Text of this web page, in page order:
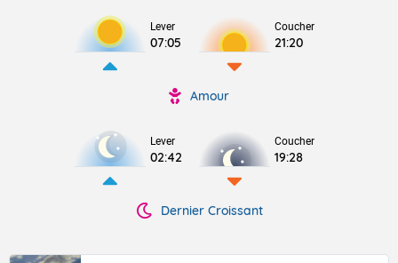
Lever
07:05
Coucher
21:20
Amour
Lever
02:42
Coucher
19:28
Dernier Croissant